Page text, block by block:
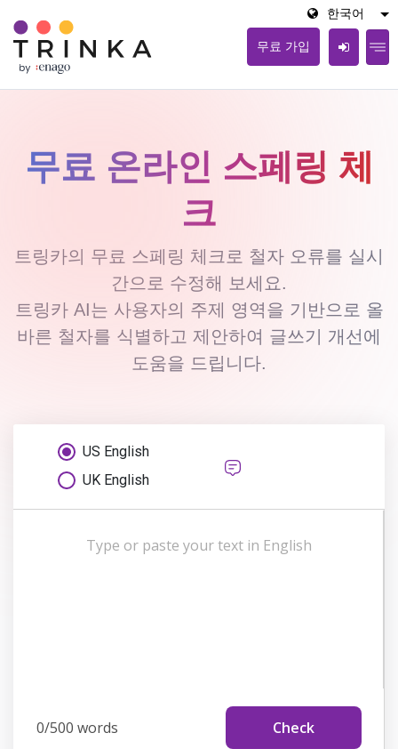
무료 가입
한국어
무료 온라인 스페링 체
크
트링카의 무료 스페링 체크로 철자 오류를 실시
간으로 수정해 보세요.
트링카 AI는 사용자의 주제 영역을 기반으로 올
바른 철자를 식별하고 제안하여 글쓰기 개선에
도움을 드립니다.
US English
UK English
0/500 words Check